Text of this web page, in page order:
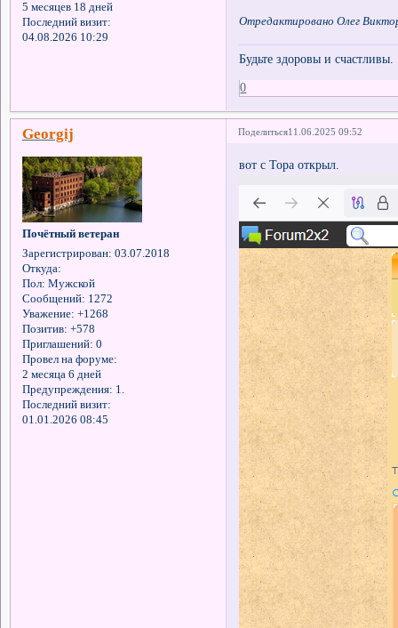
5 месяцев 18 дней
Последний визит:
04.08.2026 10:29
Отредактировано Олег
Будьте здоровы и счастливы.
0
Поделиться11.06.2025 09:52
Georgij
Почётный ветеран
Зарегистрирован: 03.07.2018
Откуда:
Пол: Мужской
Сообщений: 1272
Уважение: +1268
Позитив: +578
Приглашений: 0
Провел на форуме:
2 месяца 6 дней
Предупреждения: 1.
Последний визит:
01.01.2026 08:45
вот с Тора открыл.